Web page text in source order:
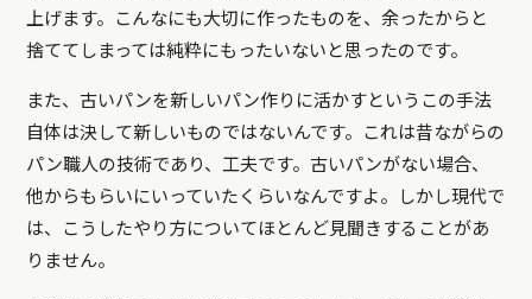
上げます。こんなにも大切に作ったものを、余ったからと
捨ててしまっては純粋にもったいないと思ったのです。
また、古いパンを新しいパン作りに活かすというこの手法
自体は決して新しいものではないんです。これは昔ながらの
パン職人の技術であり、工夫です。古いパンがない場合、
他からもらいにいっていたくらいなんですよ。しかし現代で
は、こうしたやり方についてほとんど見聞きすることがあ
りません。